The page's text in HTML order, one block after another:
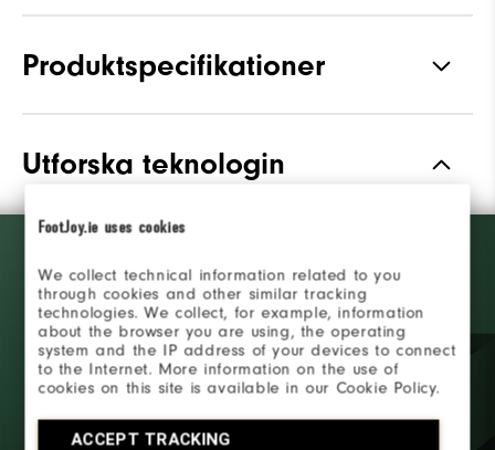
FootJoy.ie uses cookies
We collect technical information related to you
through cookies and other similar tracking
technologies. We collect, for example, information
about the browser you are using, the operating
system and the IP address of your devices to connect
to the Internet. More information on the use of
cookies on this site is available in our Cookie Policy.
ACCEPT TRACKING
Produktspecifikationer
Läst
Snörning Traditionell
Grepp Med spikar
Stabilitet Mest stabil
Utforska teknologin